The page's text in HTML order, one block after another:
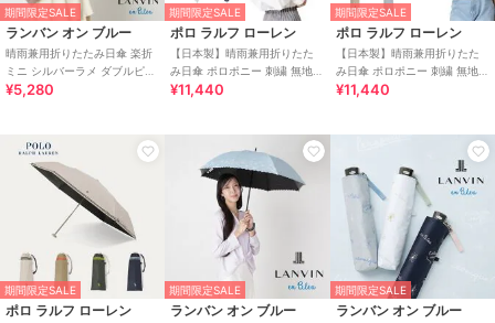
期間限定SALE
ランバン オン ブルー
晴雨兼用折りたたみ日傘 楽折
ミニ シルバーラメ ダブルピコ
ロゴ 遮光率100％ 遮熱 UV
¥5,280
期間限定SALE
ポロ ラルフ ローレン
【日本製】晴雨兼用折りたた
み日傘 ポロポニー 刺繍 無地
遮光 遮熱 UV 軽量 楽折
¥11,440
期間限定SALE
ポロ ラルフ ローレン
【日本製】晴雨兼用折りたた
み日傘 ポロポニー 刺繍 無地
遮光 遮熱 UV 軽量 簡単開閉
¥11,440
期間限定SALE
ポロ ラルフ ローレン
期間限定SALE
ランバン オン ブルー
期間限定SALE
ランバン オン ブルー